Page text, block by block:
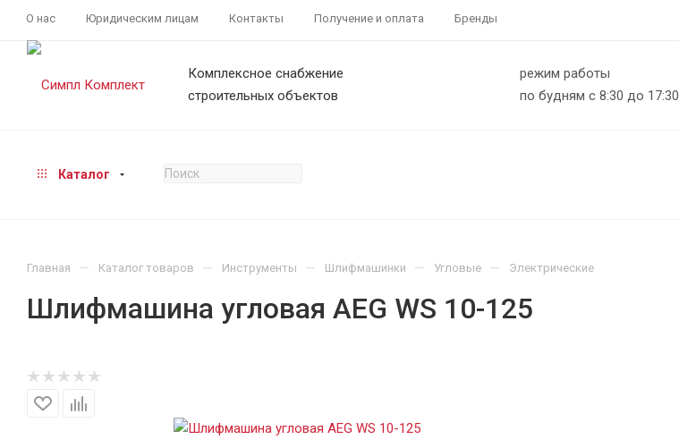
О нас Юридическим лицам Контакты Получение и оплата Бренды
Комплексное снабжение
строительных объектов
режим работы
по будням с 8:30 до 17:30
Каталог
Главная — Каталог товаров — Инструменты — Шлифмашинки — Угловые — Электрические
Шлифмашина угловая AEG WS 10-125